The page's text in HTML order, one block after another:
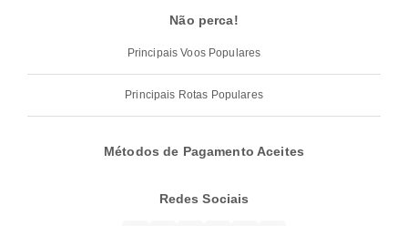
Não perca!
Principais Voos Populares
Principais Rotas Populares
Métodos de Pagamento Aceites
Redes Sociais